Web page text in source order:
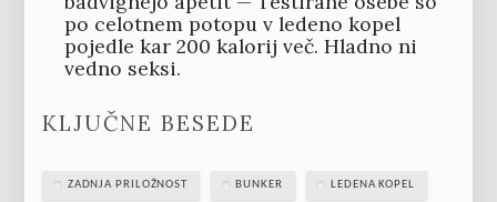
po celotnem potopu v ledeno kopel
pojedle kar 200 kalorij več. Hladno ni
vedno seksi.
KLJUČNE BESEDE
ZADNJA PRILOŽNOST BUNKER LEDENA KOPEL